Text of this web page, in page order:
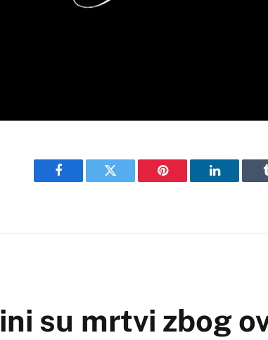
Facebook Twitter Pinterest LinkedIn
su mrtvi zbog